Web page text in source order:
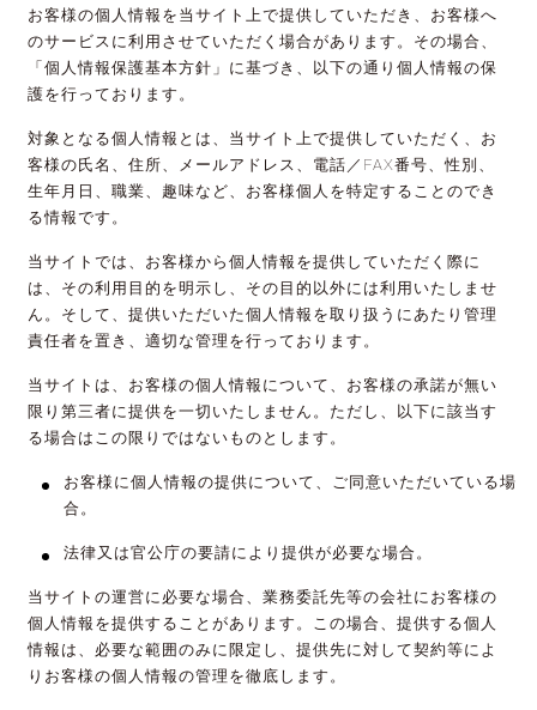
お客様の個人情報を当サイト上で提供していただき、お客様へ
のサービスに利用させていただく場合があります。その場合、
「個人情報保護基本方針」に基づき、以下の通り個人情報の保
護を行っております。
対象となる個人情報とは、当サイト上で提供していただく、お
客様の氏名、住所、メールアドレス、電話／FAX番号、性別、
生年月日、職業、趣味など、お客様個人を特定することのでき
る情報です。
当サイトでは、お客様から個人情報を提供していただく際に
は、その利用目的を明示し、その目的以外には利用いたしませ
ん。そして、提供いただいた個人情報を取り扱うにあたり管理
責任者を置き、適切な管理を行っております。
当サイトは、お客様の個人情報について、お客様の承諾が無い
限り第三者に提供を一切いたしません。ただし、以下に該当す
る場合はこの限りではないものとします。
お客様に個人情報の提供について、ご同意いただいている場
合。
法律又は官公庁の要請により提供が必要な場合。
当サイトの運営に必要な場合、業務委託先等の会社にお客様の
個人情報を提供することがあります。この場合、提供する個人
情報は、必要な範囲のみに限定し、提供先に対して契約等によ
りお客様の個人情報の管理を徹底します。